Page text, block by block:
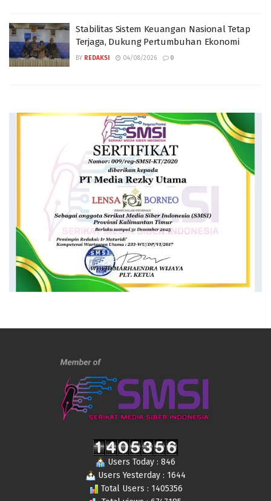
Stabilitas Sistem Keuangan Nasional Tetap
Terjaga, Dukung Pertumbuhan Ekonomi
BY REDAKSI 04/08/2026 0
Users Today : 846
Users Yesterday : 1644
Total Users : 1405356